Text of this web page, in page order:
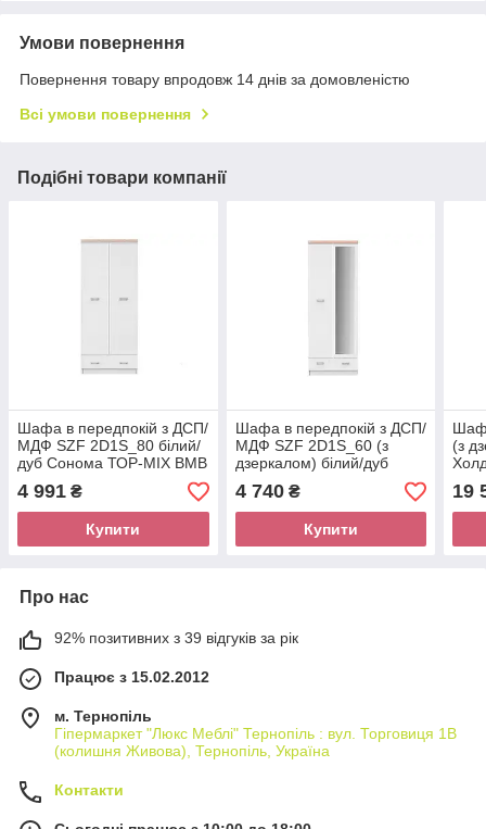
Умови повернення
Повернення товару впродовж 14 днів за домовленістю
Всі умови повернення
Подібні товари компанії
Шафа в передпокій з ДСП/
МДФ SZF 2D1S_80 білий/
дуб Сонома ТОР-МІХ ВМВ
Холдінг
4 991 ₴
Купити
Шафа в передпокій з ДСП/
МДФ SZF 2D1S_60 (з
дзеркалом) білий/дуб
Сонома ТОР-МІХ ВМВ
Холдінг
4 740₴
Купити
(з
19
Про нас
92% позитивних з 39 відгуків за рік
Працює з 15.02.2012
м. Тернопіль
Гіпермаркет "Люкс Меблі" Тернопіль : вул. Торговиця 1В
(колишня Живова), Тернопіль, Україна
Контакти